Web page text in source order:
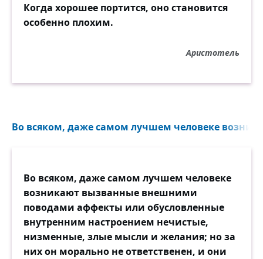
Когда хорошее портится, оно становится
особенно плохим.
Аристотель
Во всяком, даже самом лучшем человеке
Во всяком, даже самом лучшем человеке
возникают вызванные внешними
поводами аффекты или обусловленные
внутренним настроением нечистые,
низменные, злые мысли и желания; но за
них он морально не ответственен, и они